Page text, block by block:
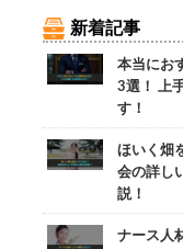
新着記事
本当にお
3選！ 上
す！
ほいく畑
会の詳し
説！
ナース人